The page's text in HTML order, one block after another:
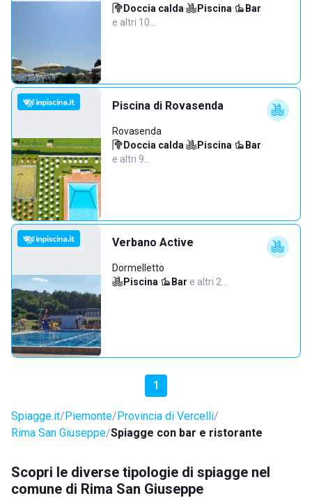
Doccia calda· Piscina· Bar·
e altri 10…
Piscina di Rovasenda
Rovasenda
Doccia calda· Piscina· Bar·
e altri 9…
Verbano Active
Dormelletto
Piscina· Bar·e altri 2…
1
Spiagge.it Piemonte Provincia di Vercelli
Rima San Giuseppe Spiagge con bar e ristorante
Scopri le diverse tipologie di spiagge nel
comune di Rima San Giuseppe